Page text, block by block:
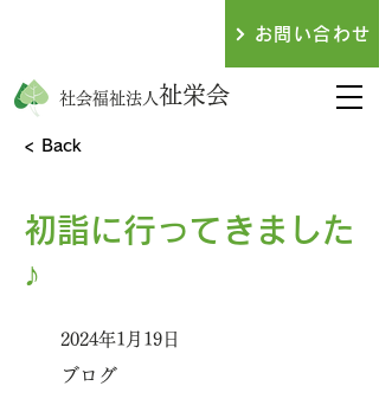
社会福祉法人祉栄会
お問い合わせ
< Back
初詣に行ってきました
♪
2024年1月19日
ブログ